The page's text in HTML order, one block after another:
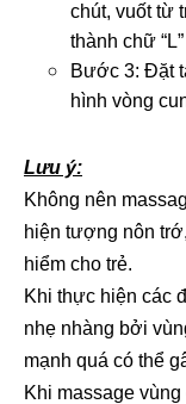
chút, vuốt từ
thành chữ “L”
Bước 3: Đặt
hình vòng
Lưu ý:
Không nên
hiện tượng nôn
hiểm cho trẻ.
Khi thực hiện các
nhẹ nhàng bởi
mạnh quá có thể
Khi massage